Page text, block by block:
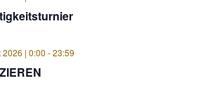
2026 | 0:00 -23:59